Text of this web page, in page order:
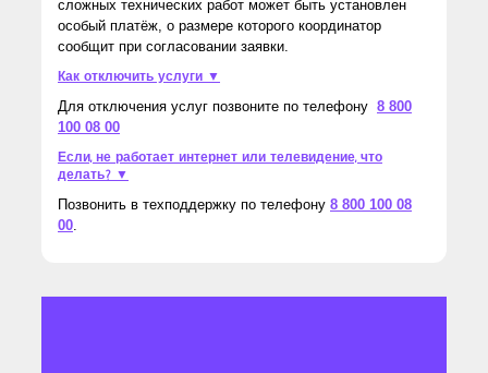
сложных технических работ может быть установлен
особый платёж, о размере которого координатор
сообщит при согласовании заявки.
Как отключить услуги ▼
Для отключения услуг позвоните по телефону 8 800
100 08 00
Если, не работает интернет или телевидение, что
делать? ▼
Позвонить в техподдержку по телефону 8 800 100 08
00